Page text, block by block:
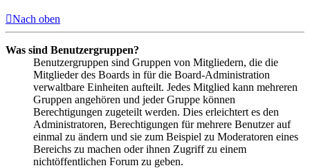
Nach oben
Was sind Benutzergruppen?
Benutzergruppen sind Gruppen von Mitgliedern, die die
Mitglieder des Boards in für die Board-Administration
verwaltbare Einheiten aufteilt. Jedes Mitglied kann mehreren
Gruppen angehören und jeder Gruppe können
Berechtigungen zugeteilt werden. Dies erleichtert es den
Administratoren, Berechtigungen für mehrere Benutzer auf
einmal zu ändern und sie zum Beispiel zu Moderatoren eines
Bereichs zu machen oder ihnen Zugriff zu einem
nichtöffentlichen Forum zu geben.